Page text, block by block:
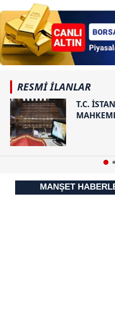
6698 sayılı Kişisel Verilerin
hazırlanmış Aydınlatma
ilgili mevzuata uygun olarak
almak için lütfentıklayınız.
RESMİ İLANLAR
T.C.
MANŞET